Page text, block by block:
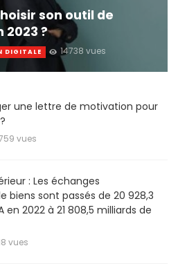
son outil de
2023 ?
DIGITALE 14738 vues
une lettre de motivation pour
vues
: Les échanges
biens sont passés de 20 928,3
en 2022 à 21 808,5 milliards de
vues